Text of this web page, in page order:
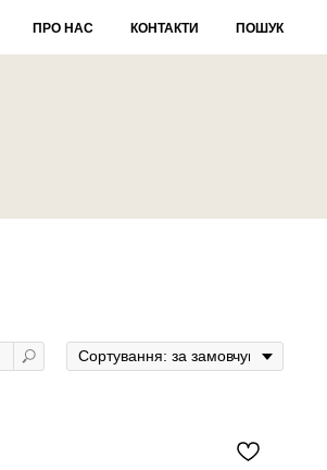
ПРО НАС КОНТАКТИ ПОШУК